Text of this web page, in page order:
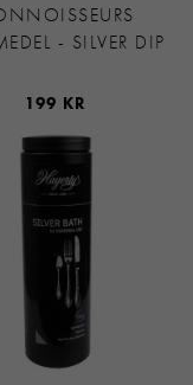
- SILVER DIP
199 KR